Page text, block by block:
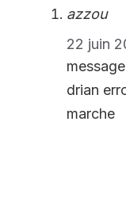
azzou
22 juin
drian
marche